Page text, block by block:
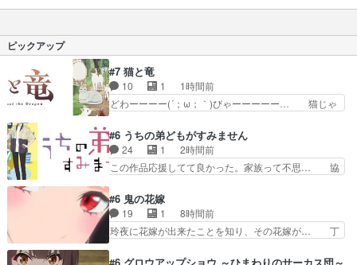
日会で梓と侑、中途半端な所で会話が途… 鉄輪先
下のシチュエーションはなんか新鮮… “わたしと
で告白かと思ったら誰も見てな… パピエンでめち
ゃくちゃいい終わり方で最終… 最初は仕事の先輩
後輩の関係でしかなかった… 鉄輪先輩の毎回変わ
るオフィスカジュアルを…
ピックアップ
#7 猫と竜
10 1
1時間前
どわーーーー(´；ω；｀)びゃーーーーー… 猫じゃ
んが久しぶりに森へ帰ってきた！！… おだやかに
ママにゃんが帰ってきた。この作… ママにゃんが
学校が休みになるので、久しぶ… ママニャン回で
キター！と喜んでたからの大… ママにゃん久しぶ
ッときた。今期で一番好… おかあちゃんっていい
もんだ。自分の全てを… ついにハイブチが出た！
毛色綺麗でかわいい…
#6 うちの弟どもがすみません
24 1
2時間前
この作品応援してて良かった。家族って不思… 協
んが外に出られなくなってたのはいじめ… RPG
シーンカッコいい！もう転生モノに変… ゲーム内
の柊くんカッコイイな～そして意外… あれからゲ
ームの中では糸と柊はしっかり仲… 感想は、前話
#6 鬼の花嫁
19 1
8時間前
玲夜に花嫁が出来たことを知り、その花嫁が… 丁
初、にゃん吉が透子のストーカーを始めた… 高道
#6 グロウアップショウ ～ひまわりのサーカス団～